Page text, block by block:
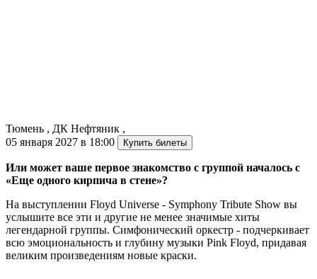
Тюмень , ДК Нефтяник ,
05 января 2027 в 18:00
Купить билеты
Или может ваше первое знакомство с группой началось с
«Еще одного кирпича в стене»?
На выступлении Floyd Universe - Symphony Tribute Show вы
услышите все эти и другие не менее значимые хиты
легендарной группы. Симфонический оркестр - подчеркивает
всю эмоциональность и глубину музыки Pink Floyd, придавая
великим произведениям новые краски.